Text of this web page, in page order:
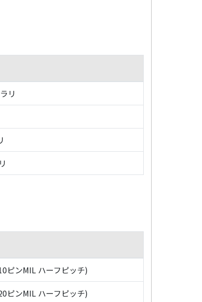
リ
ピンMIL ハーフピッチ)
ピンMIL ハーフピッチ)